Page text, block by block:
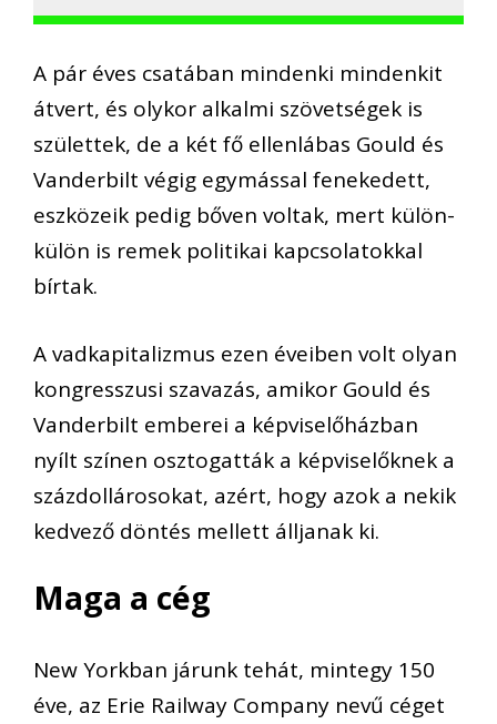
A pár éves csatában mindenki mindenkit
átvert, és olykor alkalmi szövetségek is
születtek, de a két fő ellenlábas Gould és
Vanderbilt végig egymással fenekedett,
eszközeik pedig bőven voltak, mert külön-
külön is remek politikai kapcsolatokkal
bírtak.
A vadkapitalizmus ezen éveiben volt olyan
kongresszusi szavazás, amikor Gould és
Vanderbilt emberei a képviselőházban
nyílt színen osztogatták a képviselőknek a
százdollárosokat, azért, hogy azok a nekik
kedvező döntés mellett álljanak ki.
Maga a cég
New Yorkban járunk tehát, mintegy 150
éve, az Erie Railway Company nevű céget